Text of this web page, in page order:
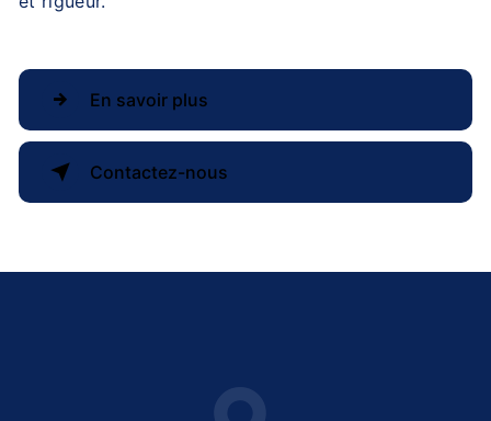
En savoir plus
Contactez-nous